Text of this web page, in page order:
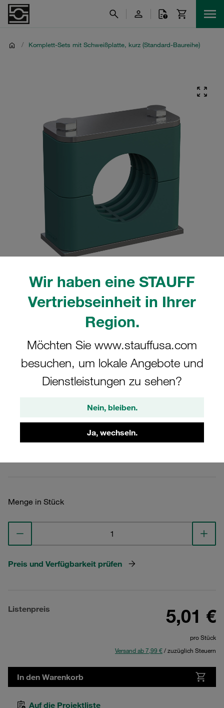
Wir haben eine STAUFF
Vertriebseinheit in Ihrer
Region.
Möchten Sie www.stauffusa.com
besuchen, um lokale Angebote und
Dienstleistungen zu sehen?
Nein, bleiben.
Ja, wechseln.
/ Komplett-Sets mit Schweißplatte, kurz (Standard-Baureihe)
tatsächlichen Produkt abweichen.
Mehr anzeigen
Komplettschelle Standard-Baureihe Gr.
5 Ø44mm Polypropylen W10 gerippt,
mit Vorspannung Anschweißpl., kurz
Deckpl., AS-Schraube
SP-544-PP-DP-AS-M-W10
STAUFF Materialnr. 1110000815
Menge in Stück
Preis und Verfügbarkeit prüfen
Listenpreis 5,01 €
pro Stück
Versand ab 7,99 €/ zuzüglich Steuern
In den Warenkorb
Auf die Projektliste